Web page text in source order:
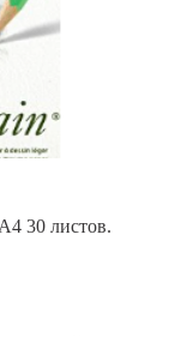
30 листов.